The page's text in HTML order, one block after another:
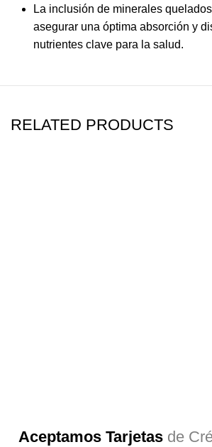
La inclusión de minerales
asegurar una óptima absorción y
nutrientes clave para la salud.
RELATED PRODUCTS
Aceptamos Tarjetas de